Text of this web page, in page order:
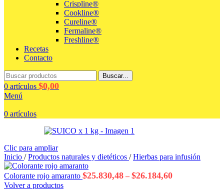
Crispline®
Cookline®
Cureline®
Fermaline®
Freshline®
Recetas
Contacto
Buscar...
0 artículos $0,00
Menú
0 artículos
Clic para ampliar
Inicio / Productos naturales y dietéticos / Hierbas para infusión
Colorante rojo amaranto $25.830,48 – $26.184,60Rango
Volver a productos